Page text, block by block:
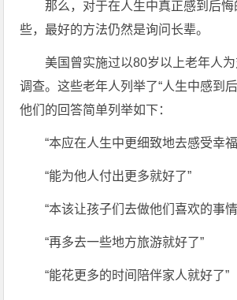
那么，对于在人生中真正感到后
些，最好的方法仍然是询问长辈。
美国曾实施过以80岁以上老年人
调查。这些老年人列举了“人生中感到
他们的回答简单列举如下：
“本应在人生中更细致地去感受幸
“能为他人付出更多就好了”
“本该让孩子们去做他们喜欢的事
“再多去一些地方旅游就好了”
“能花更多的时间陪伴家人就好了”